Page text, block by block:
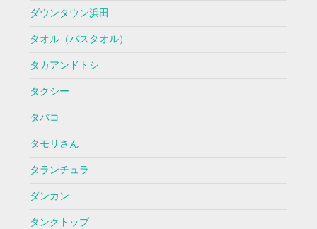
ダウンタウン浜田
タオル（バスタオル）
タカアンドトシ
タクシー
タバコ
タモリさん
タランチュラ
ダンカン
タンクトップ